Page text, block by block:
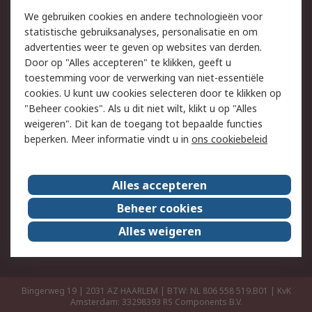
Track & Trace
Wettelijk
Cookiebeleid
Email veiligheid
Privacybeleid
Websitevoorwaarden
Algemene
verkoopvoorwaarden
Over RS
RS Group
Over ons
RS wereldwijd
Werken bij RS
ESG
Bingerweg 19 | 2031 AZ HAARLEM | BTW: NL 806 558 519.B01 | KvK
Amsterdam: 33298393 RS Components B.V.
We gebruiken cookies en andere technologieën voor
statistische gebruiksanalyses, personalisatie en om
advertenties weer te geven op websites van derden.
Door op "Alles accepteren" te klikken, geeft u
toestemming voor de verwerking van niet-essentiële
cookies. U kunt uw cookies selecteren door te klikken op
"Beheer cookies". Als u dit niet wilt, klikt u op "Alles
weigeren". Dit kan de toegang tot bepaalde functies
beperken. Meer informatie vindt u in ons cookiebeleid
Alles accepteren
Beheer cookies
Alles weigeren